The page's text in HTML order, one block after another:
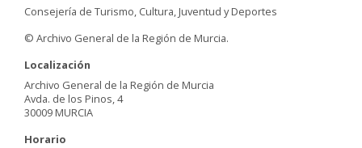
Consejería de Turismo, Cultura, Juventud y Deportes
© Archivo General de la Región de Murcia.
Localización
Archivo General de la Región de Murcia
Avda. de los Pinos, 4
30009 MURCIA
Horario